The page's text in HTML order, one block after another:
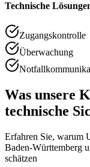
Technische
Zugangskontrolle
Überwachung
Was unsere
technische
Erfahren Sie, warum
Baden-Württemberg
schätzen